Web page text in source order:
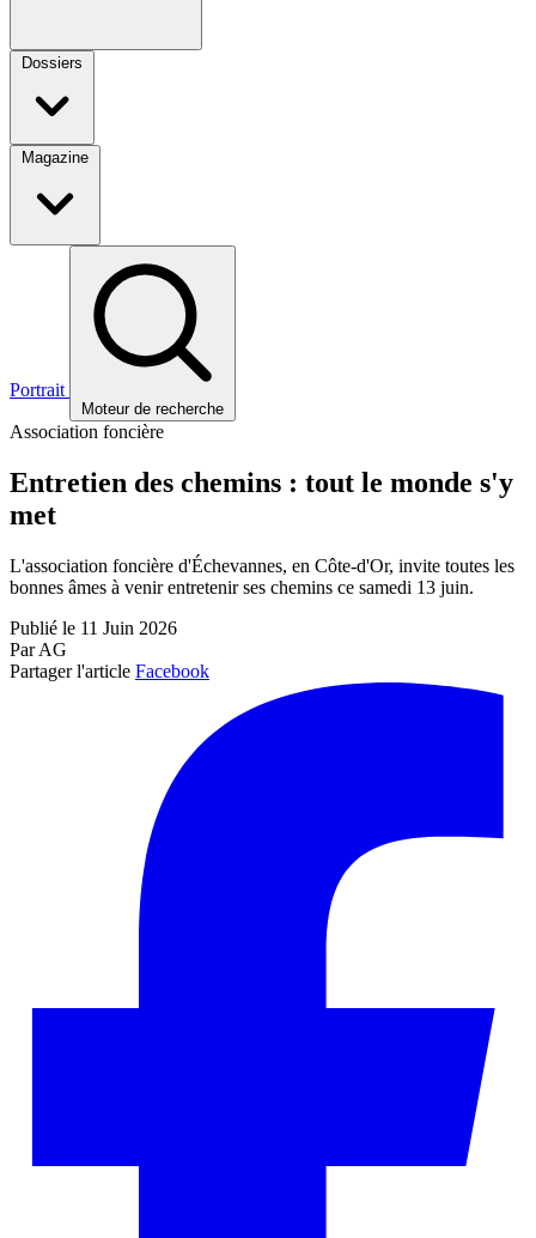
Dossiers
Magazine
Portrait
Moteur de recherche
Association foncière
Entretien des chemins : tout le monde s'y
met
L'association foncière d'Échevannes, en Côte-d'Or, invite toutes les
bonnes âmes à venir entretenir ses chemins ce samedi 13 juin.
Publié le 11 Juin 2026
Par AG
Partager l'article Facebook